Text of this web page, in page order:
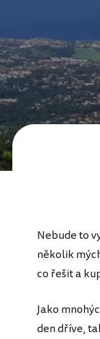
Nebude to
několik
co řešit a
Jako
den dříve,